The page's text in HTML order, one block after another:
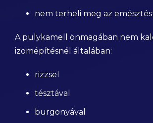
nem terheli meg az
A pulykamell önmagában nem
izomépítésnél általában:
rizzsel
tésztával
burgonyával